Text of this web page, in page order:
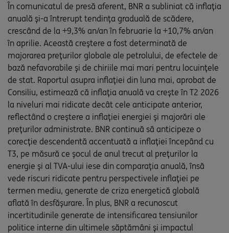
În comunicatul de presă aferent, BNR a subliniat că inflația
anuală și-a întrerupt tendința graduală de scădere,
crescând de la +9,3% an/an în februarie la +10,7% an/an
în aprilie. Această creștere a fost determinată de
majorarea prețurilor globale ale petrolului, de efectele de
bază nefavorabile și de chiriile mai mari pentru locuințele
de stat. Raportul asupra inflației din luna mai, aprobat de
Consiliu, estimează că inflația anuală va crește în T2 2026
la niveluri mai ridicate decât cele anticipate anterior,
reflectând o creștere a inflației energiei și majorări ale
prețurilor administrate. BNR continuă să anticipeze o
corecție descendentă accentuată a inflației începând cu
T3, pe măsură ce șocul de anul trecut al prețurilor la
energie și al TVA-ului iese din comparația anuală, însă
vede riscuri ridicate pentru perspectivele inflației pe
termen mediu, generate de criza energetică globală
aflată în desfășurare. În plus, BNR a recunoscut
incertitudinile generate de intensificarea tensiunilor
politice interne din ultimele săptămâni și impactul